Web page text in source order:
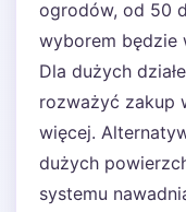
ogrodów, od 50
wyborem będzie
Dla dużych
rozważyć zakup
więcej.
dużych
systemu